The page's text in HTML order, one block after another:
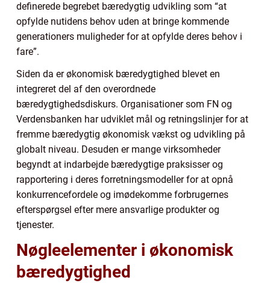
definerede begrebet bæredygtig udvikling som “at
opfylde nutidens behov uden at bringe kommende
generationers muligheder for at opfylde deres behov i
fare”.
Siden da er økonomisk bæredygtighed blevet en
integreret del af den overordnede
bæredygtighedsdiskurs. Organisationer som FN og
Verdensbanken har udviklet mål og retningslinjer for at
fremme bæredygtig økonomisk vækst og udvikling på
globalt niveau. Desuden er mange virksomheder
begyndt at indarbejde bæredygtige praksisser og
rapportering i deres forretningsmodeller for at opnå
konkurrencefordele og imødekomme forbrugernes
efterspørgsel efter mere ansvarlige produkter og
tjenester.
Nøgleelementer i økonomisk
bæredygtighed